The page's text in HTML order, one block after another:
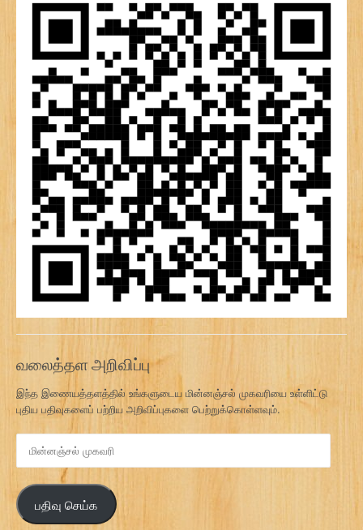
வலைத்தள அறிவிப்பு
இந்த இணையத்தளத்தில் உங்களுடைய மின்னஞ்சல் முகவரியை உள்ளிட்டு
புதிய பதிவுகளைப் பற்றிய அறிவிப்புகளை பெற்றுக்கொள்ளவும்.
ன
ஞ்
ச
ல்
பதிவு செய்க